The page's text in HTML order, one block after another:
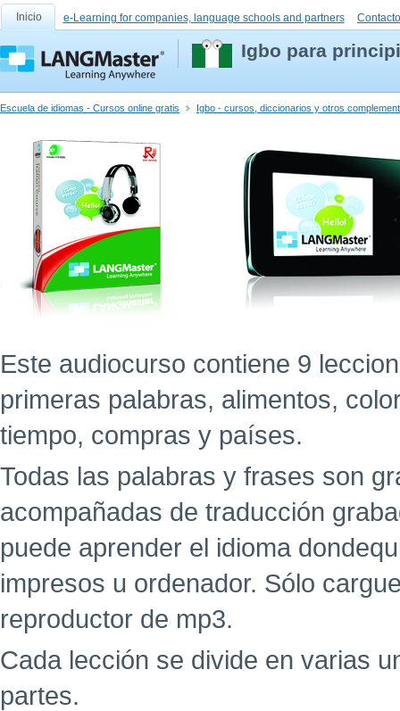
Inicio e-Learning for companies, language schools and partners Contacto
Igbo para
Escuela de idiomas - Cursos online gratis Igbo - cursos, diccionarios y otros
Este audiocurso contiene 9
primeras palabras, alimentos,
tiempo, compras y países.
Todas las palabras y frases son
acompañadas de traducción
puede aprender el idioma
impresos u ordenador. Sólo
reproductor de mp3.
Cada lección se divide en varias
partes.